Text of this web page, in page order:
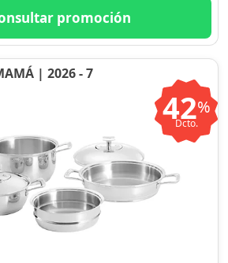
promoción
| 2026 - 7
42%
Dcto.